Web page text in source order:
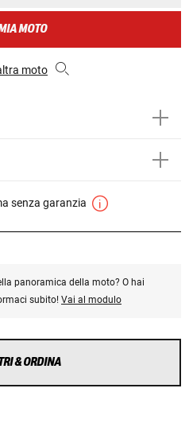
MOTO
moto
senza garanzia
panoramica della moto? O hai
subito! Vai al modulo
& ORDINA